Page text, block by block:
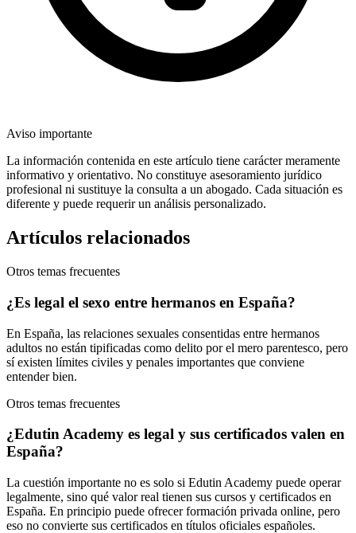
Aviso importante
La información contenida en este artículo tiene carácter meramente
informativo y orientativo. No constituye asesoramiento jurídico
profesional ni sustituye la consulta a un abogado. Cada situación es
diferente y puede requerir un análisis personalizado.
Artículos relacionados
Otros temas frecuentes
¿Es legal el sexo entre hermanos en España?
En España, las relaciones sexuales consentidas entre hermanos
adultos no están tipificadas como delito por el mero parentesco, pero
sí existen límites civiles y penales importantes que conviene
entender bien.
Otros temas frecuentes
¿Edutin Academy es legal y sus certificados valen en
España?
La cuestión importante no es solo si Edutin Academy puede operar
legalmente, sino qué valor real tienen sus cursos y certificados en
España. En principio puede ofrecer formación privada online, pero
eso no convierte sus certificados en títulos oficiales españoles.